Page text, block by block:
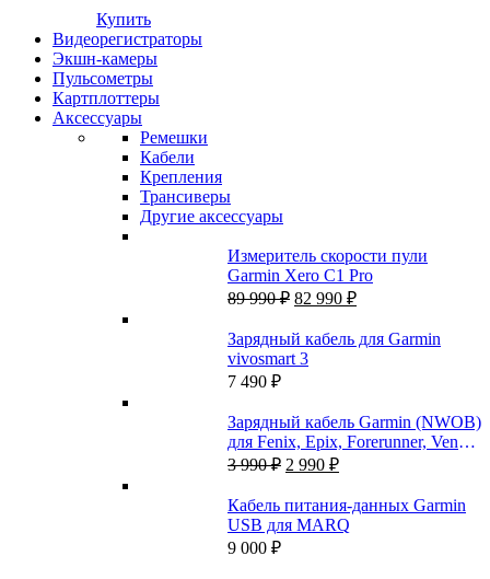
Купить
Видеорегистраторы
Экшн-камеры
Пульсометры
Картплоттеры
Аксессуары
Ремешки
Кабели
Крепления
Трансиверы
Другие аксессуары
Измеритель скорости пули
Garmin Xero C1 Pro
89 990₽ Первоначальная
составляла
89
82 990 ₽Текущая
82
Зарядный кабель для Garmin
vivosmart 3
7 490 ₽
Зарядный кабель Garmin (NWOB)
для Fenix, Epix, Forerunner, Venu,
Tactix
3 990₽ Первоначальная
составляла
3
2 990 ₽Текущая
2
990 ₽.
Кабель питания-данных Garmin
USB для MARQ
9 000 ₽